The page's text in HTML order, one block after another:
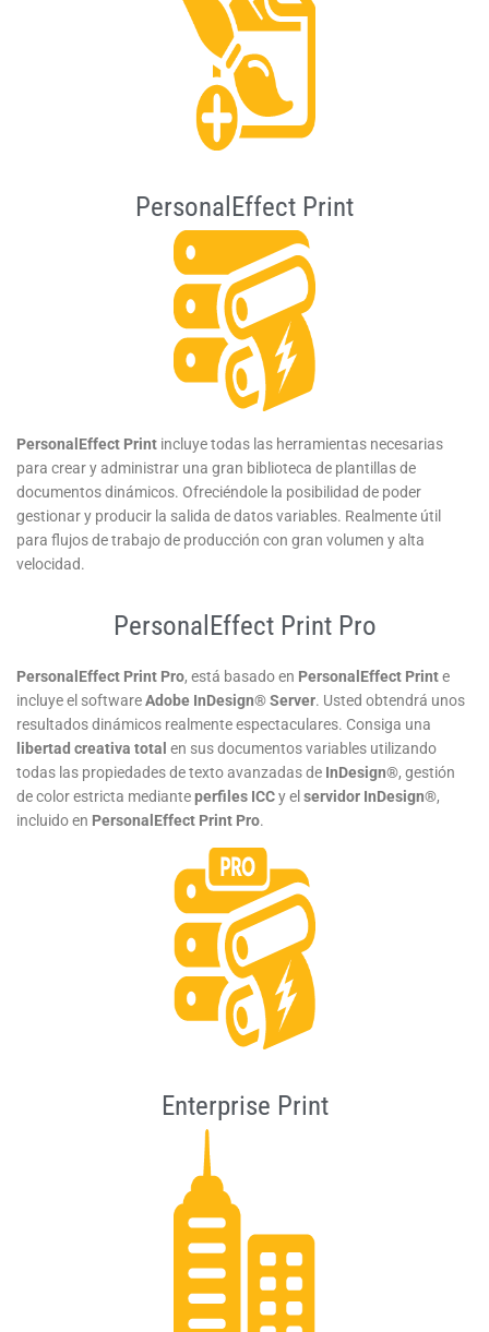
PersonalEffect Print​
PersonalEffect Print incluye todas las herramientas necesarias
para crear y administrar una gran biblioteca de plantillas de
documentos dinámicos. Ofreciéndole la posibilidad de poder
gestionar y producir la salida de datos variables. Realmente útil
para flujos de trabajo de producción con gran volumen y alta
velocidad.
PersonalEffect Print Pro
PersonalEffect Print Pro, está basado en PersonalEffect Printe
incluye el softwareAdobe InDesign® Server. Usted obtendrá unos
resultados dinámicos realmente espectaculares. Consiga una
libertad creativa total en sus documentos variables utilizando
todas las propiedades de texto avanzadas de InDesign®, gestión
de color estricta medianteperfiles ICCy elservidor InDesign®,
incluido en PersonalEffect Print Pro.
Enterprise Print